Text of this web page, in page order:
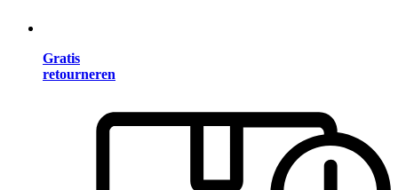
Gratis
retourneren